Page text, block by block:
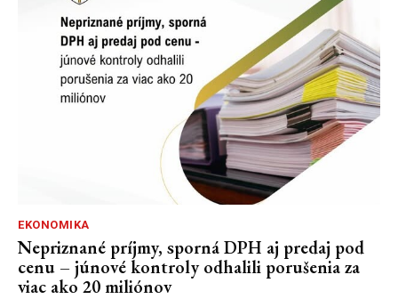
EKONOMIKA
Nepriznané príjmy, sporná DPH aj predaj pod
cenu – júnové kontroly odhalili porušenia za
viac ako 20 miliónov